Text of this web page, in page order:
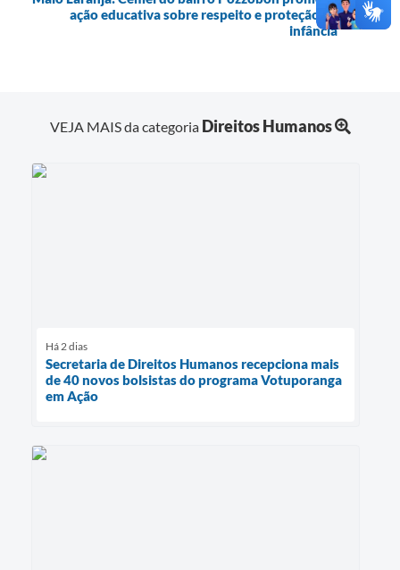
ação educativa sobre respeito e proteção na
infância
VEJA MAIS da categoria Direitos Humanos
Há 2 dias
Secretaria de Direitos Humanos recepciona mais
de 40 novos bolsistas do programa Votuporanga
em Ação